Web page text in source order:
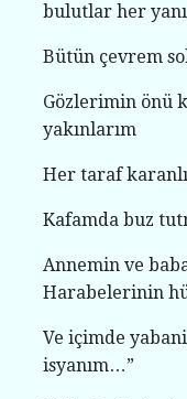
bulutlar her yanı
Bütün çevrem
Gözlerimin önü
yakınlarım
Her taraf
Kafamda buz
Annemin ve
Harabelerinin
Ve içimde
isyanım…”